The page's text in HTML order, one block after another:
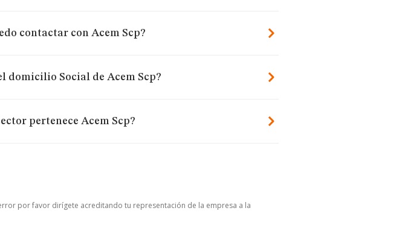
contactar con Acem Scp?
domicilio Social de Acem Scp?
pertenece Acem Scp?
por favor dirígete acreditando tu representación de la empresa a la